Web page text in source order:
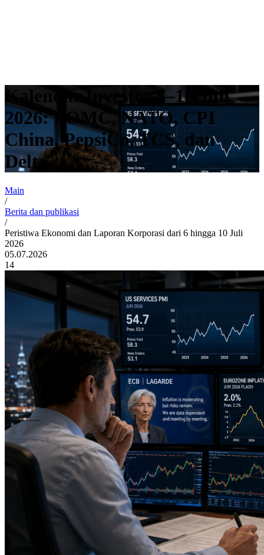
Kalendar Investor 6–10 Juli
2026: FOMC, NATO, CPI
China, PepsiCo, TCS, dan
Delta
Main
/
Berita dan publikasi
/
Peristiwa Ekonomi dan Laporan Korporasi dari 6 hingga 10 Juli
2026
05.07.2026
14